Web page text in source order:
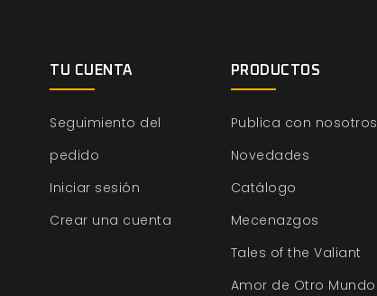
TU CUENTA
Seguimiento del
pedido
Iniciar sesión
Crear una cuenta
PRODUCTOS
Publica con nosotros
Novedades
Catálogo
Mecenazgos
Tales of the Valiant
Amor de Otro Mundo